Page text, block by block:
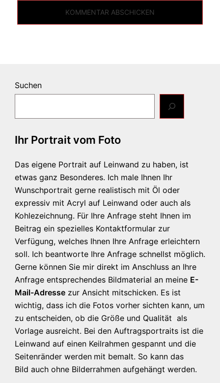
Suchen
Ihr Portrait vom Foto
Das eigene Portrait auf Leinwand zu haben, ist
etwas ganz Besonderes. Ich male Ihnen Ihr
Wunschportrait gerne realistisch mit Öl oder
expressiv mit Acryl auf Leinwand oder auch als
Kohlezeichnung. Für Ihre Anfrage steht Ihnen im
Beitrag ein spezielles Kontaktformular zur
Verfügung, welches Ihnen Ihre Anfrage erleichtern
soll. Ich beantworte Ihre Anfrage schnellst möglich.
Gerne können Sie mir direkt im Anschluss an Ihre
Anfrage entsprechendes Bildmaterial an meine E-
Mail-Adresse zur Ansicht mitschicken. Es ist
wichtig, dass ich die Fotos vorher sichten kann, um
zu entscheiden, ob die Größe und Qualität als
Vorlage ausreicht. Bei den Auftragsportraits ist die
Leinwand auf einen Keilrahmen gespannt und die
Seitenränder werden mit bemalt. So kann das
Bild auch ohne Bilderrahmen aufgehängt werden.